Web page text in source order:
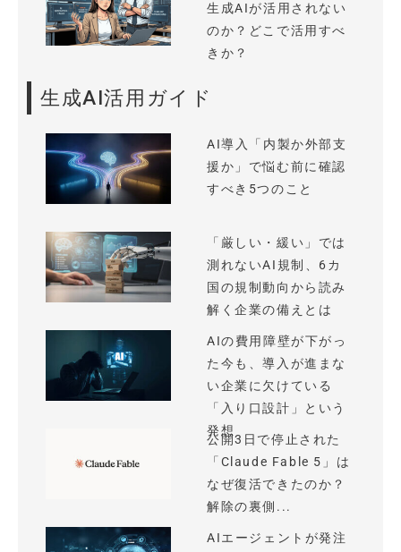
生成AIが活用されない
のか？どこで活用すべ
きか？
生成AI活用ガイド
AI導入「内製か外部支
援か」で悩む前に確認
すべき5つのこと
「厳しい・緩い」では
測れないAI規制、6カ
国の規制動向から読み
解く企業の備えとは
AIの費用障壁が下がっ
た今も、導入が進まな
い企業に欠けている
「入り口設計」という
発想
公開3日で停止された
「Claude Fable 5」は
なぜ復活できたのか？
解除の裏側...
AIエージェントが発注